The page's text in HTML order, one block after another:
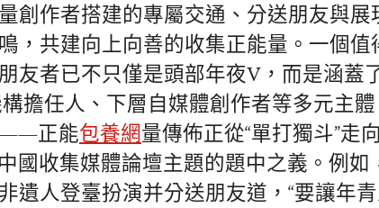
創作者搭建的專屬交通、分送朋友與展
，共建向上向善的收集正能量。一個值
友者已不只僅是頭部年夜V，而是涵蓋
擔任人、下層自媒體創作者等多元主
——正能包養網量傳佈正從“單打獨斗”走
國收集媒體論壇主題的題中之義。例如
遺人登臺扮演并分送朋友道，“要讓年